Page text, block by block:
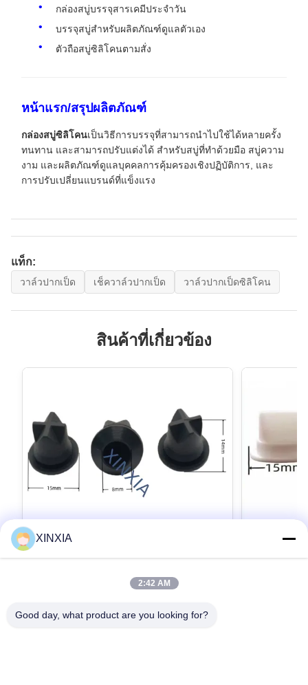
กล่องสบู่บรรจุสารเคมีประจําวัน
บรรจุสบู่สําหรับผลิตภัณฑ์ดูแลตัวเอง
ตัวถือสบู่ซิลิโคนตามสั่ง
หน้าแรก/สรุปผลิตภัณฑ์
กล่องสบู่ซิลิโคนเป็นวิธีการบรรจุที่สามารถนําไปใช้ได้หลายครั้ง
ทนทาน และสามารถปรับแต่งได้ สําหรับสบู่ที่ทําด้วยมือ สบู่ความ
งาม และผลิตภัณฑ์ดูแลบุคคลการคุ้มครองเชิงปฏิบัติการ, และ
การปรับเปลี่ยนแบรนด์ที่แข็งแรง
แท็ก:
วาล์วปากเป็ด เช็ควาล์วปากเป็ด วาล์วปากเป็ดซิลิโคน
สินค้าที่เกี่ยวข้อง
วาล์วปากเป็ดซิลิโคน ขนาด 15x8x4 มม.
XINXIA
2:42 AM
Good day, what product are you looking for?